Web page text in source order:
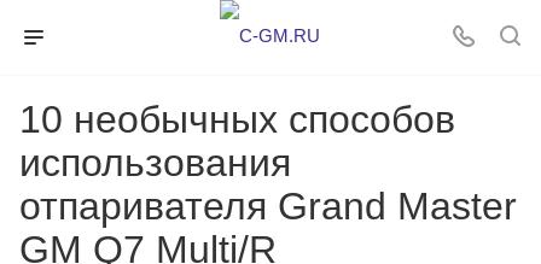
10 необычных способов
использования
отпаривателя Grand Master
GM Q7 Multi/R